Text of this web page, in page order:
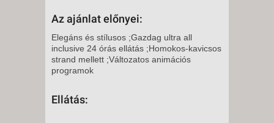
Az ajánlat előnyei:
Elegáns és stílusos ;Gazdag ultra all
inclusive 24 órás ellátás ;Homokos-kavicsos
strand mellett ;Változatos animációs
programok
Ellátás: